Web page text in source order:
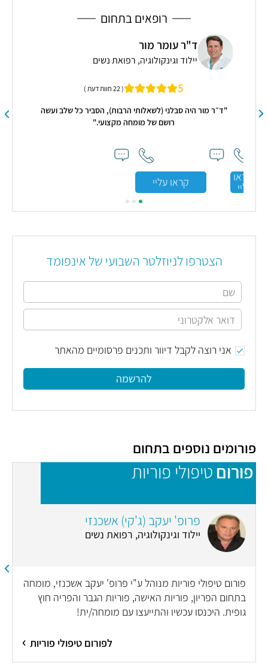
רופאים בתחום
קראו
עליי
ד"ר עומר מור
יילוד וגינקולוגיה, רפואת נשים
5 ( 22 חוות דעת )
"ד״ר מור היה סבלני (לשאלותי הרבות), הסביר כל שלב ועשה
רושם של מומחה מקצועי."
קראו עליי
הצטרפו לניוזלטר השבועי של אינפומד
אני רוצה לקבל דיוור ותכנים פרסומיים מהאתר
להרשמה
פורומים נוספים בתחום
פורום טיפולי פוריות
פרופ' יעקב (ג'קי) אשכנזי
יילוד וגינקולוגיה, רפואת נשים
פורום טיפולי פוריות מנוהל ע"י פרופ' יעקב אשכנזי, מומחה
בתחום הפריון, פוריות האישה, פוריות הגבר והפריה חוץ
גופית. היכנסו עכשיו והתייעצו עם מומחה/ית!
לפורום טיפולי פוריות